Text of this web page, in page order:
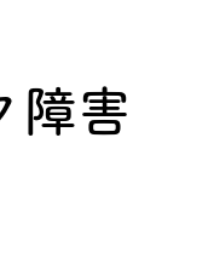
障害